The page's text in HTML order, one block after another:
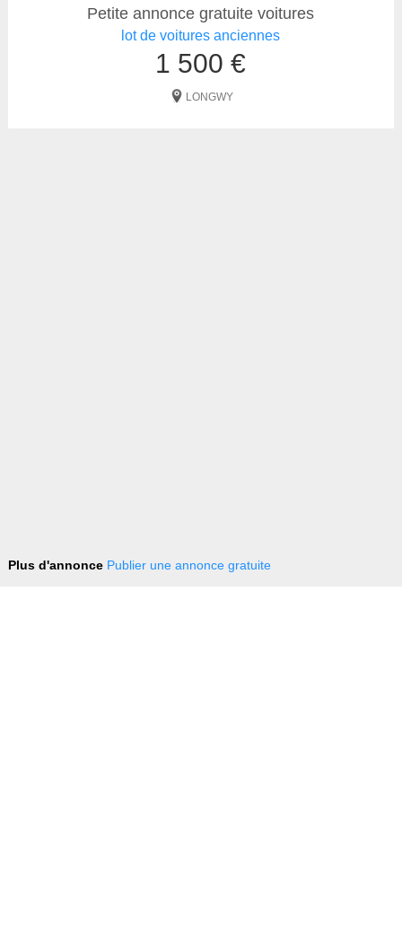
Petite annonce gratuite voitures
lot de voitures anciennes
1 500 €
LONGWY
Plus d'annonce Publier une annonce gratuite